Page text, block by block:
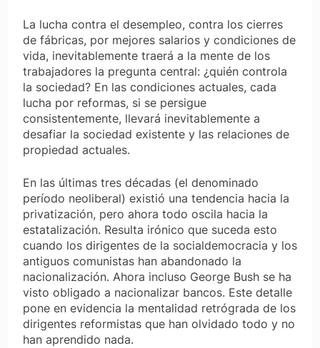
La lucha contra el desempleo, contra los cierres
de fábricas, por mejores salarios y condiciones de
vida, inevitablemente traerá a la mente de los
trabajadores la pregunta central: ¿quién controla
la sociedad? En las condiciones actuales, cada
lucha por reformas, si se persigue
consistentemente, llevará inevitablemente a
desafiar la sociedad existente y las relaciones de
propiedad actuales.
En las últimas tres décadas (el denominado
período neoliberal) existió una tendencia hacia la
privatización, pero ahora todo oscila hacia la
estatalización. Resulta irónico que suceda esto
cuando los dirigentes de la socialdemocracia y los
antiguos comunistas han abandonado la
nacionalización. Ahora incluso George Bush se ha
visto obligado a nacionalizar bancos. Este detalle
pone en evidencia la mentalidad retrógrada de los
dirigentes reformistas que han olvidado todo y no
han aprendido nada.